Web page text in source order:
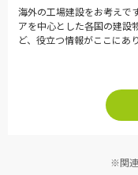
海外の工場建設をお考えで
アを中心とした各国の建設
ど、役立つ情報がここにあり
※関